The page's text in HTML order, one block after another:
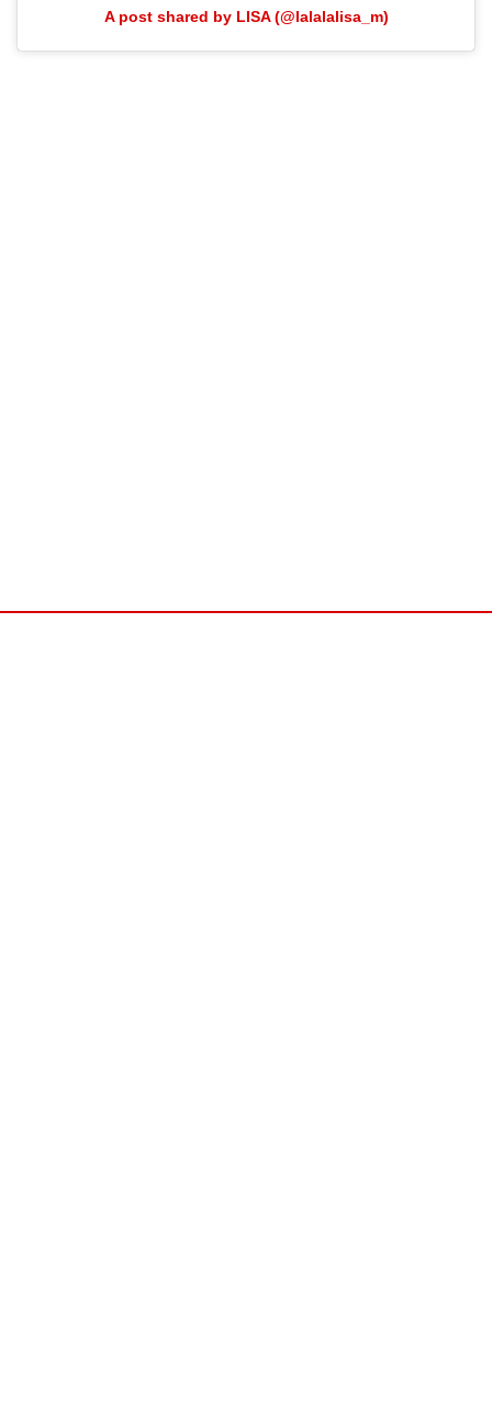
A post shared by LISA (@lalalalisa_m)